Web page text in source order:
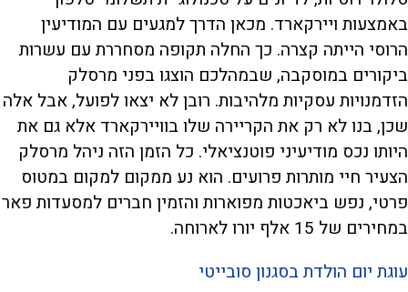
באמצעות ויירקארד. מכאן הדרך למגעים עם המודיעין
הרוסי הייתה קצרה. כך החלה תקופה מסחררת עם עשרות
ביקורים במוסקבה, שבמהלכם הוצגו בפני מרסלק
הזדמנויות עסקיות מלהיבות. רובן לא יצאו לפועל, אבל אלה
שכן, בנו לא רק את הקריירה שלו בוויירקארד אלא גם את
היותו נכס מודיעיני פוטנציאלי. כל הזמן הזה ניהל מרסלק
הצעיר חיי מותרות פרועים. הוא נע ממקום למקום במטוס
פרטי, נפש ביאכטות מפוארות והזמין חברים למסעדות פאר
במחירים של 15 אלף יורו לארוחה.
עוגת יום הולדת בסגנון סובייטי